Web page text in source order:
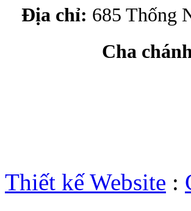
Địa chỉ: 685 Thống
Cha
Thiết kế Website :